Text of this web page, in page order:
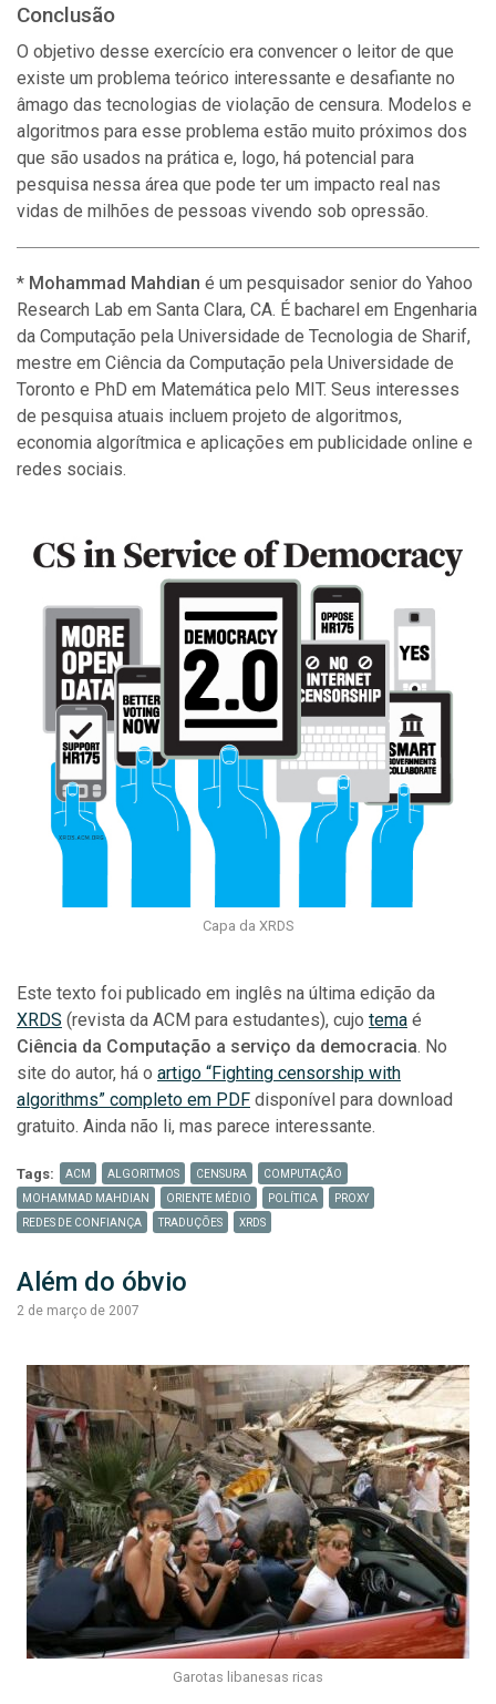
Conclusão
O objetivo desse exercício era convencer o leitor de que
existe um problema teórico interessante e desafiante no
âmago das tecnologias de violação de censura. Modelos e
algoritmos para esse problema estão muito próximos dos
que são usados na prática e, logo, há potencial para
pesquisa nessa área que pode ter um impacto real nas
vidas de milhões de pessoas vivendo sob opressão.
* Mohammad Mahdian é um pesquisador senior do Yahoo
Research Lab em Santa Clara, CA. É bacharel em Engenharia
da Computação pela Universidade de Tecnologia de Sharif,
mestre em Ciência da Computação pela Universidade de
Toronto e PhD em Matemática pelo MIT. Seus interesses
de pesquisa atuais incluem projeto de algoritmos,
economia algorítmica e aplicações em publicidade online e
redes sociais.
Capa da XRDS
Este texto foi publicado em inglês na última edição da
XRDS (revista da ACM para estudantes), cujo tema é
Ciência da Computação a serviço da democracia. No
site do autor, há o artigo “Fighting censorship with
algorithms” completo em PDF disponível para download
gratuito. Ainda não li, mas parece interessante.
Tags: ACM ALGORITMOS CENSURA
COMPUTAÇÃO
MOHAMMAD MAHDIAN
ORIENTE MÉDIO POLÍTICA
PROXY
REDES DE CONFIANÇA
TRADUÇÕES XRDS
Além do óbvio
2 de março de 2007
Garotas libanesas ricas